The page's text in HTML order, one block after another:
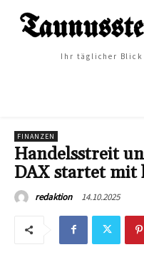
Ihr täglicher Blick
FINANZEN
Handelsstreit
DAX startet mit
redaktion 14.10.2025